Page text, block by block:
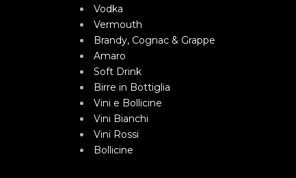
Vodka
Vermouth
Brandy, Cognac & Grappe
Amaro
Soft Drink
Birre in Bottiglia
Vini e Bollicine
Vini Bianchi
Vini Rossi
Bollicine